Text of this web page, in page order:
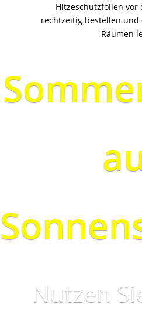
Hitzeschutzfolien vor
rechtzeitig bestellen
Räumen
Nutzen